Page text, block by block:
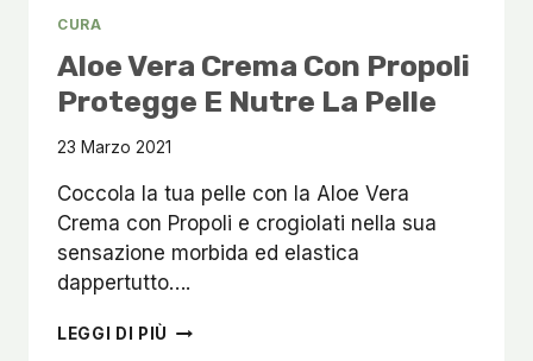
CURA
Aloe Vera Crema Con Propoli
Protegge E Nutre La Pelle
23 Marzo 2021
Coccola la tua pelle con la Aloe Vera
Crema con Propoli e crogiolati nella sua
sensazione morbida ed elastica
dappertutto….
LEGGI DI PIÙ ALOE